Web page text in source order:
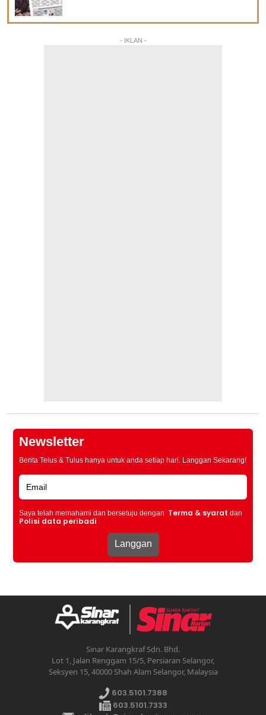
- IKLAN -
Newsletter
Berita Telus & Tulus hanya untuk anda setiap hari. Langgan Sekarang!
Saya telah memahami dan bersetuju dengan Terma & syarat dan
Polisi data peribadi
Sinar Karangkraf Sdn. Bhd.
Lot 1, Jalan Renggam 15/5, Persiaran Selangor,
Seksyen 15, 40000 Shah Alam Selangor, Malaysia
603.5101.7388
603.5101.7333